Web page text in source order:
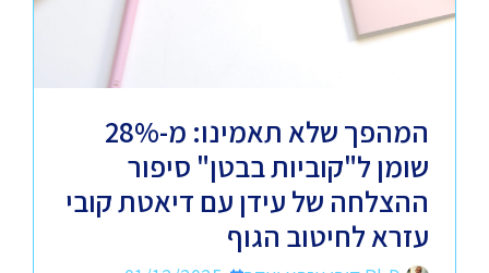
המהפך שלא תאמינו: מ-28%
שומן ל"קוביות בבטן" סיפור
ההצלחה של עידן עם דיאטת קובי
עזרא לחיטוב הגוף